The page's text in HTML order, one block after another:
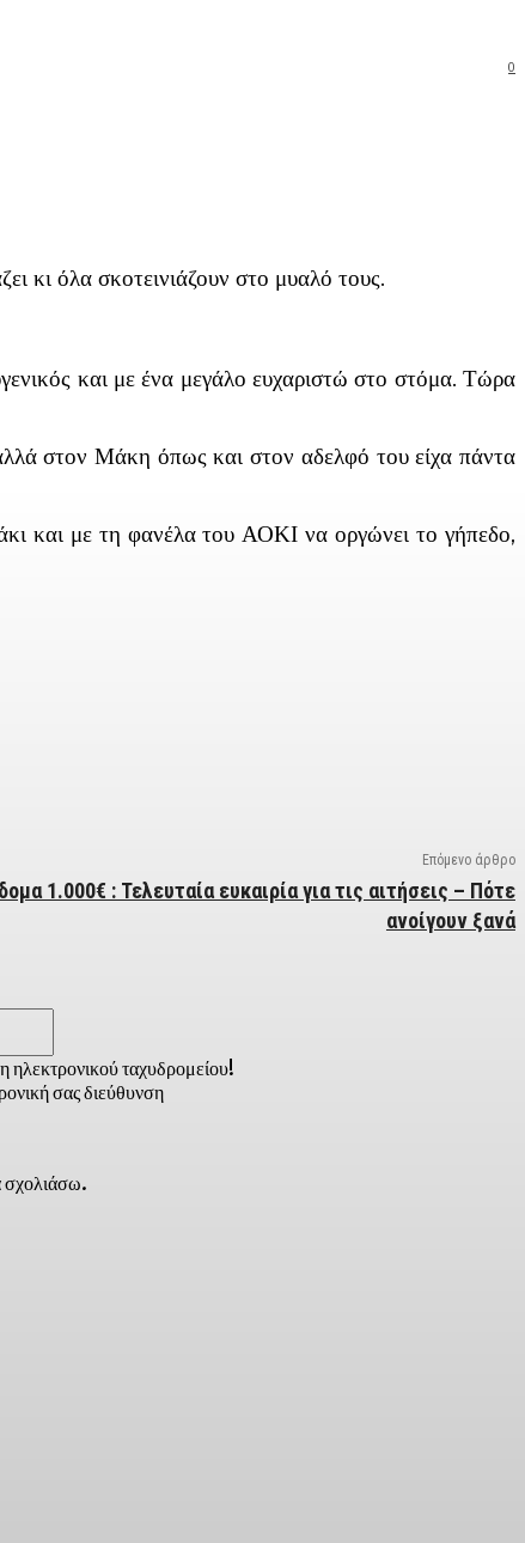
0
κι όλα σκοτεινιάζουν στο μυαλό τους.
και με ένα μεγάλο ευχαριστώ στο στόμα. Τώρα
στον Μάκη όπως και στον αδελφό του είχα πάντα
και με τη φανέλα του ΑΟΚΙ να οργώνει το γήπεδο,
Επόμενο άρθρο
1.000€ : Τελευταία ευκαιρία για τις αιτήσεις – Πότε
ανοίγουν ξανά
ηλεκτρονικού ταχυδρομείου!
σας διεύθυνση
σχολιάσω.